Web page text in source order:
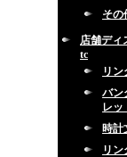
その
店舗ディ
tc
リン
バン
レッ
時計
リン